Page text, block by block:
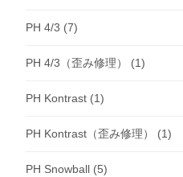
PH 4/3 (7)
PH 4/3（歪み修理） (1)
PH Kontrast (1)
PH Kontrast（歪み修理） (1)
PH Snowball (5)